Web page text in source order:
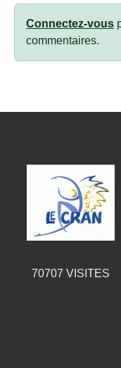
Connectez-vous
commentaires.
70707 VISITES